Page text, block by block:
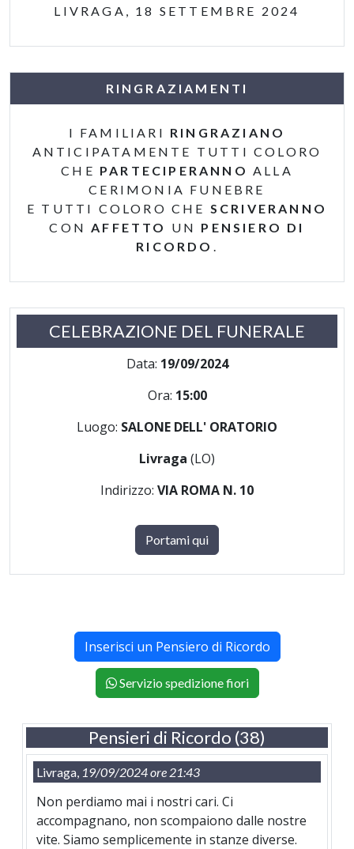
LIVRAGA, 18 SETTEMBRE 2024
RINGRAZIAMENTI
I FAMILIARI RINGRAZIANO
ANTICIPATAMENTE TUTTI COLORO
CHE PARTECIPERANNO ALLA
CERIMONIA FUNEBRE
E TUTTI COLORO CHE SCRIVERANNO
CONAFFETTO UN PENSIERO DI
RICORDO .
CELEBRAZIONE DEL FUNERALE
Data: 19/09/2024
Ora: 15:00
Luogo: SALONE DELL' ORATORIO
Livraga (LO)
Indirizzo: VIA ROMA N. 10
Portami qui
Inserisci un Pensiero di Ricordo
Servizio spedizione fiori
Pensieri di Ricordo (38)
Livraga, 19/09/2024 ore 21:43
Non perdiamo mai i nostri cari. Ci
accompagnano, non scompaiono dalle nostre
vite. Siamo semplicemente in stanze diverse.